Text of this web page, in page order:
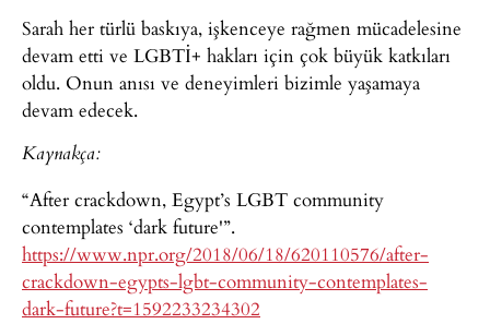
Sarah her türlü baskıya, işkenceye rağmen mücadelesine
devam etti ve LGBTİ+ hakları için çok büyük katkıları
oldu. Onun anısı ve deneyimleri bizimle yaşamaya
devam edecek.
Kaynakça:
“After crackdown, Egypt’s LGBT community
contemplates ‘dark future'”.
https://www.npr.org/2018/06/18/620110576/after-
crackdown-egypts-lgbt-community-contemplates-
dark-future?t=1592233234302